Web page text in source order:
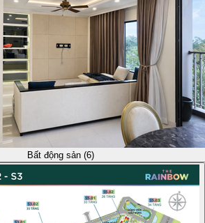
Bất động sản (6)